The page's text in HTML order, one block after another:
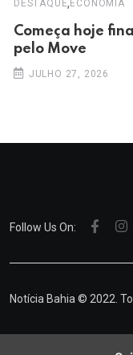
DESTAQUE ECONOMIA
Começa hoje
pelo Move
JULHO 27, 2026
Follow Us On:
Notícia Bahia © 2022.